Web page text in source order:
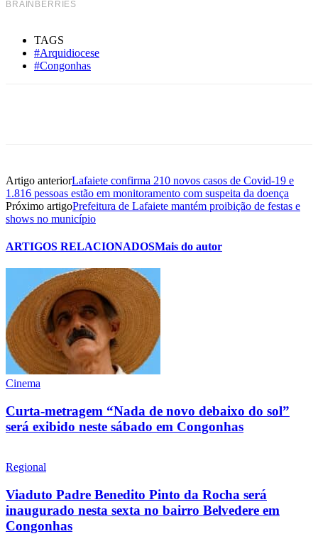
TAGS
#Arquidiocese
#Congonhas
Artigo anteriorLafaiete confirma 210 novos casos de Covid-19 e
1.816 pessoas estão em monitoramento com suspeita da doença
Próximo artigoPrefeitura de Lafaiete mantém proibição de festas e
shows no município
ARTIGOS RELACIONADOSMais do autor
Cinema
Curta-metragem “Nada de novo debaixo do sol”
será exibido neste sábado em Congonhas
Regional
Viaduto Padre Benedito Pinto da Rocha será
inaugurado nesta sexta no bairro Belvedere em
Congonhas